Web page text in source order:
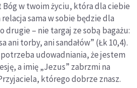
w twoim życiu, która dla ciebie
sama w sobie będzie dla
drugie – nie targaj ze sobą bagażu:
ani torby, ani sandałów” (Łk 10,4).
potrzeba udowadniania, że jestem
a imię „Jezus” zabrzmi na
którego dobrze znasz.